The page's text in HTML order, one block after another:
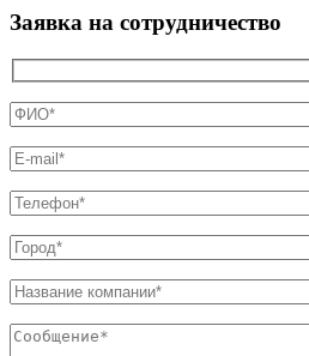
Заявка на сотрудничество